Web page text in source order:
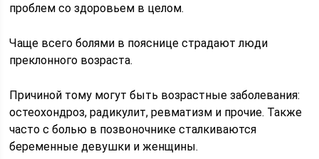
проблем со здоровьем в целом.
Чаще всего болями в пояснице страдают люди
преклонного возраста.
Причиной тому могут быть возрастные заболевания:
остеохондроз, радикулит, ревматизм и прочие. Также
часто с болью в позвоночнике сталкиваются
беременные девушки и женщины.